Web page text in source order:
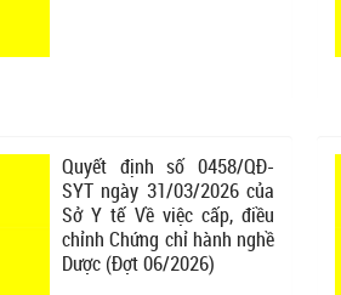
Quyết định số 0458/QĐ-
SYT ngày 31/03/2026 của
Sở Y tế Về việc cấp, điều
chỉnh Chứng chỉ hành nghề
Dược (Đợt 06/2026)